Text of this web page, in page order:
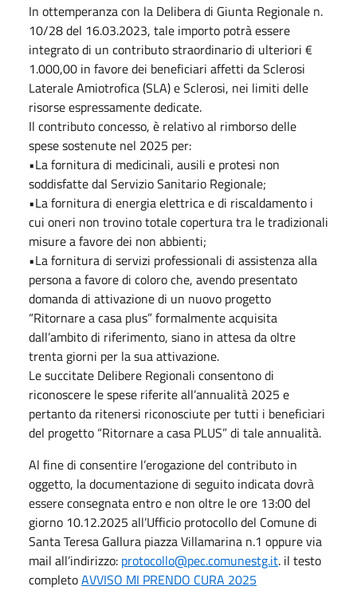
In ottemperanza con la Delibera di Giunta Regionale n.
10/28 del 16.03.2023, tale importo potrà essere
integrato di un contributo straordinario di ulteriori €
1.000,00 in favore dei beneficiari affetti da Sclerosi
Laterale Amiotrofica (SLA) e Sclerosi, nei limiti delle
risorse espressamente dedicate.
Il contributo concesso, è relativo al rimborso delle
spese sostenute nel 2025 per:
•La fornitura di medicinali, ausili e protesi non
soddisfatte dal Servizio Sanitario Regionale;
•La fornitura di energia elettrica e di riscaldamento i
cui oneri non trovino totale copertura tra le tradizionali
misure a favore dei non abbienti;
•La fornitura di servizi professionali di assistenza alla
persona a favore di coloro che, avendo presentato
domanda di attivazione di un nuovo progetto
“Ritornare a casa plus” formalmente acquisita
dall’ambito di riferimento, siano in attesa da oltre
trenta giorni per la sua attivazione.
Le succitate Delibere Regionali consentono di
riconoscere le spese riferite all’annualità 2025 e
pertanto da ritenersi riconosciute per tutti i beneficiari
del progetto “Ritornare a casa PLUS” di tale annualità.
Al fine di consentire l’erogazione del contributo in
oggetto, la documentazione di seguito indicata dovrà
essere consegnata entro e non oltre le ore 13:00 del
giorno 10.12.2025 all’Ufficio protocollo del Comune di
Santa Teresa Gallura piazza Villamarina n.1 oppure via
mail all’indirizzo: protocollo@pec.comunestg.it. il testo
completoAVVISO MI PRENDO CURA 2025